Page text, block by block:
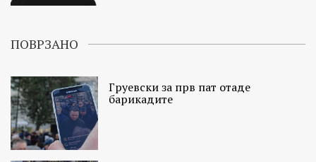
ПОВРЗАНО
Груевски за прв пат отаде
барикадите